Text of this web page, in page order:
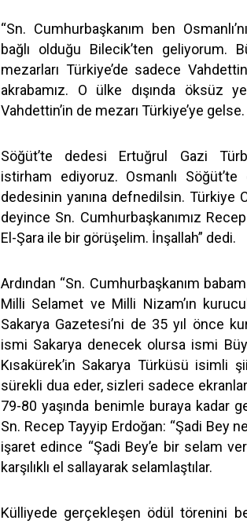
“Sn. Cumhurbaşkanım ben
bağlı olduğu Bilecik’ten geliyorum.
mezarları Türkiye’de sadece
akrabamız. O ülke dışında öksüz
Vahdettin’in de mezarı Türkiye’ye gelse.
Söğüt’te dedesi Ertuğrul Gazi
istirham ediyoruz. Osmanlı
dedesinin yanına defnedilsin. Türkiye
deyince Sn. Cumhurbaşkanımız
El-Şara ile bir görüşelim. İnşallah” dedi.
Ardından “Sn. Cumhurbaşkanım
Milli Selamet ve Milli Nizam’ın
Sakarya Gazetesi’ni de 35 yıl önce
ismi Sakarya denecek olursa ismi
Kısakürek’in Sakarya Türküsü isimli
sürekli dua eder, sizleri sadece
79-80 yaşında benimle buraya kadar
Sn. Recep Tayyip Erdoğan: “Şadi Bey
işaret edince “Şadi Bey’e bir selam
karşılıklı el sallayarak selamlaştılar.
Külliyede gerçekleşen ödül törenini